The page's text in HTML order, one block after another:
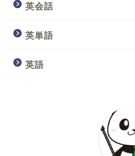
英会話
英単語
英語